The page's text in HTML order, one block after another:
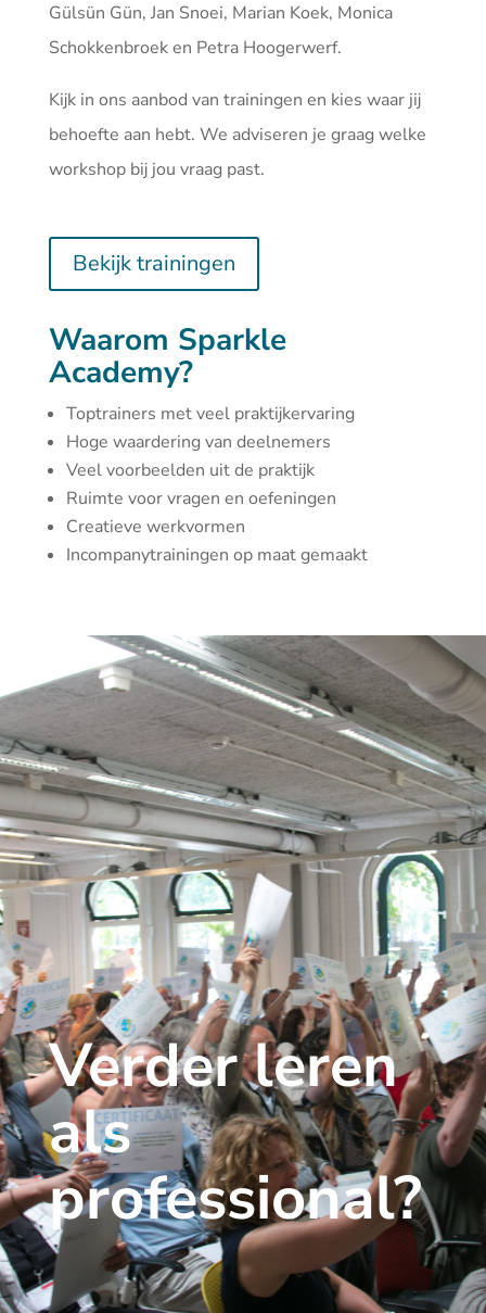
Gülsün Gün, Jan Snoei, Marian Koek, Monica
Schokkenbroek en Petra Hoogerwerf.
Kijk in ons aanbod van trainingen en kies waar jij
behoefte aan hebt. We adviseren je graag welke
workshop bij jou vraag past.
Bekijk trainingen
Waarom Sparkle
Academy?
Toptrainers met veel praktijkervaring
Hoge waardering van deelnemers
Veel voorbeelden uit de praktijk
Ruimte voor vragen en oefeningen
Creatieve werkvormen
Incompanytrainingen op maat gemaakt
Verder leren
als
professional?